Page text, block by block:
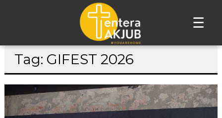
☰
Lompat
Tag: GIFEST 2026